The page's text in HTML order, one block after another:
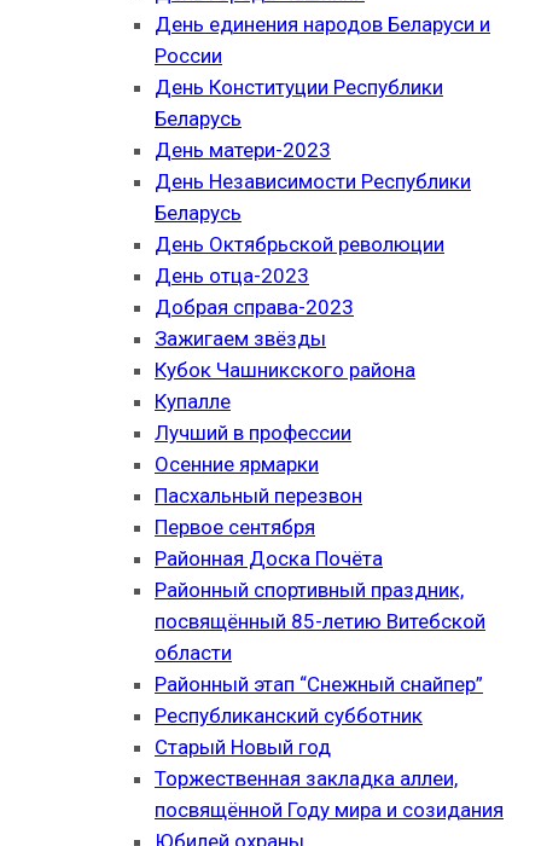
День единения народов Беларуси и
России
День Конституции Республики
Беларусь
День матери-2023
День Независимости Республики
Беларусь
День Октябрьской революции
День отца-2023
Добрая справа-2023
Зажигаем звёзды
Кубок Чашникского района
Купалле
Лучший в профессии
Осенние ярмарки
Пасхальный перезвон
Первое сентября
Районная Доска Почёта
Районный спортивный праздник,
посвящённый 85-летию Витебской
области
Районный этап “Снежный снайпер”
Республиканский субботник
Старый Новый год
Торжественная закладка аллеи,
посвящённой Году мира и созидания
Юбилей охраны